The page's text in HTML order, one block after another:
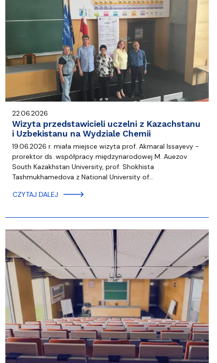
22.06.2026
Wizyta przedstawicieli uczelni z Kazachstanu
i Uzbekistanu na Wydziale Chemii
19.06.2026 r. miała miejsce wizyta prof. Akmaral Issayevy -
prorektor ds. współpracy międzynarodowej M. Auezov
South Kazakhstan University, prof. Shokhista
Tashmukhamedova z National University of…
CZYTAJ DALEJ